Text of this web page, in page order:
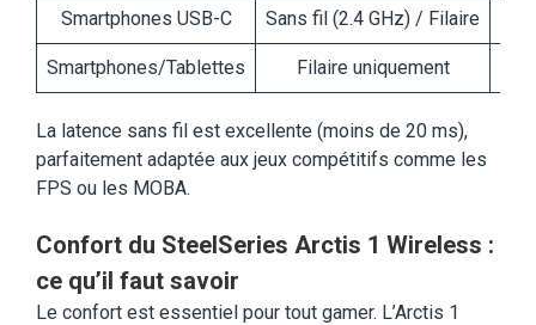
Smartphones USB-C Sans fil (2.4 GHz) / Filaire
Smartphones/Tablettes Filaire uniquement
La latence sans fil est excellente (moins de 20 ms),
parfaitement adaptée aux jeux compétitifs comme les
FPS ou les MOBA.
Confort du SteelSeries Arctis 1 Wireless :
ce qu’il faut savoir
Le confort est essentiel pour tout gamer. L’Arctis 1